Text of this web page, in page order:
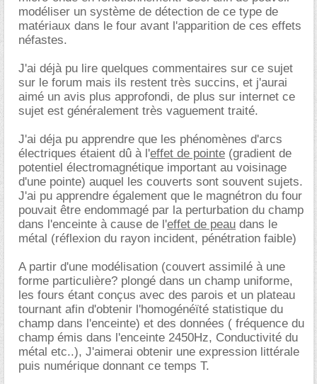
modéliser un système de détection de ce type de
matériaux dans le four avant l'apparition de ces effets
néfastes.
J'ai déjà pu lire quelques commentaires sur ce sujet
sur le forum mais ils restent très succins, et j'aurai
aimé un avis plus approfondi, de plus sur internet ce
sujet est généralement très vaguement traité.
J'ai déja pu apprendre que les phénomènes d'arcs
électriques étaient dû à l'effet de pointe (gradient de
potentiel électromagnétique important au voisinage
d'une pointe) auquel les couverts sont souvent sujets.
J'ai pu apprendre également que le magnétron du four
pouvait être endommagé par la perturbation du champ
dans l'enceinte à cause de l'effet de peau dans le
métal (réflexion du rayon incident, pénétration faible)
A partir d'une modélisation (couvert assimilé à une
forme particulière? plongé dans un champ uniforme,
les fours étant conçus avec des parois et un plateau
tournant afin d'obtenir l'homogénéïté statistique du
champ dans l'enceinte) et des données ( fréquence du
champ émis dans l'enceinte 2450Hz, Conductivité du
métal etc..), J'aimerai obtenir une expression littérale
puis numérique donnant ce temps T.